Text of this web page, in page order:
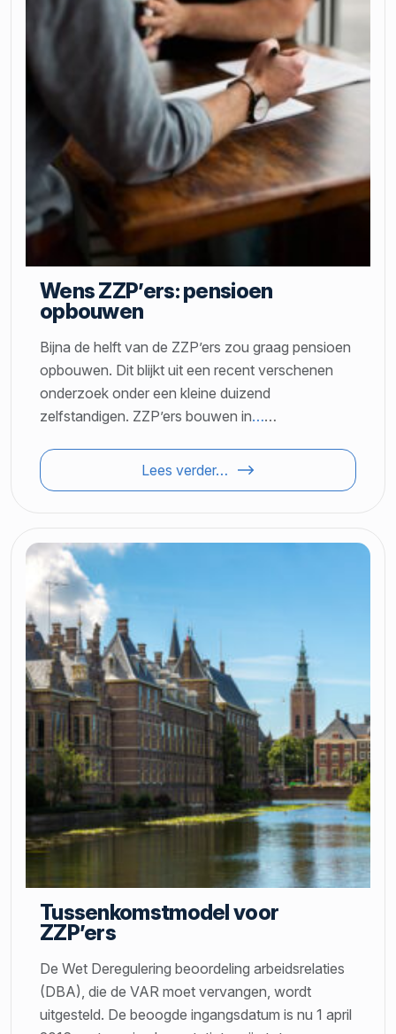
Wens ZZP’ers: pensioen
opbouwen
Bijna de helft van de ZZP’ers zou graag pensioen
opbouwen. Dit blijkt uit een recent verschenen
onderzoek onder een kleine duizend
zelfstandigen. ZZP’ers bouwen in……
Lees verder…
Tussenkomstmodel voor
ZZP’ers
De Wet Deregulering beoordeling arbeidsrelaties
(DBA), die de VAR moet vervangen, wordt
uitgesteld. De beoogde ingangsdatum is nu 1 april